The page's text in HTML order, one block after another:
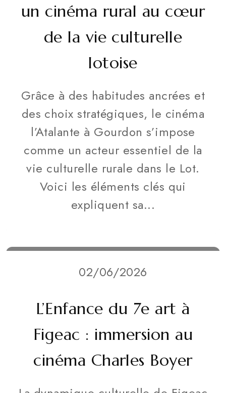
un cinéma rural au cœur
de la vie culturelle
lotoise
Grâce à des habitudes ancrées et
des choix stratégiques, le cinéma
l’Atalante à Gourdon s’impose
comme un acteur essentiel de la
vie culturelle rurale dans le Lot.
Voici les éléments clés qui
expliquent sa...
02/06/2026
L’Enfance du 7e art à
Figeac : immersion au
cinéma Charles Boyer